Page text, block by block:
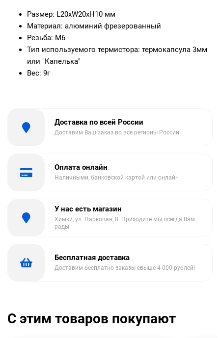
Размер: L20хW20хH10 мм
Материал: алюминий фрезерованный
Резьба: М6
Тип используемого термистора: термокапсула 3мм
или "Капелька"
Вес: 9г
Доставка по всей России
Доставим Ваш заказ во все регионы России
Оплата онлайн
Наличными, банковской картой или онлайн
У нас есть магазин
Химки, ул. Парковая, 8. Приходите мы всегда Вам
рады!
Бесплатная доставка
Доставим бесплатно заказы свыше 4 000 рублей!
С этим товаров покупают